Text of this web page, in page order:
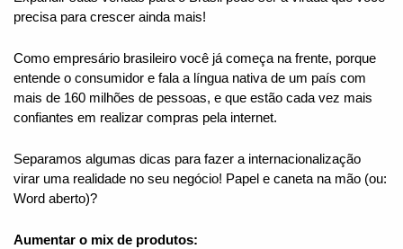
precisa para crescer ainda mais!
Como empresário brasileiro você já começa na frente, porque
entende o consumidor e fala a língua nativa de um país com
mais de 160 milhões de pessoas, e que estão cada vez mais
confiantes em realizar compras pela internet.
Separamos algumas dicas para fazer a internacionalização
virar uma realidade no seu negócio! Papel e caneta na mão (ou:
Word aberto)?
Aumentar o mix de produtos: